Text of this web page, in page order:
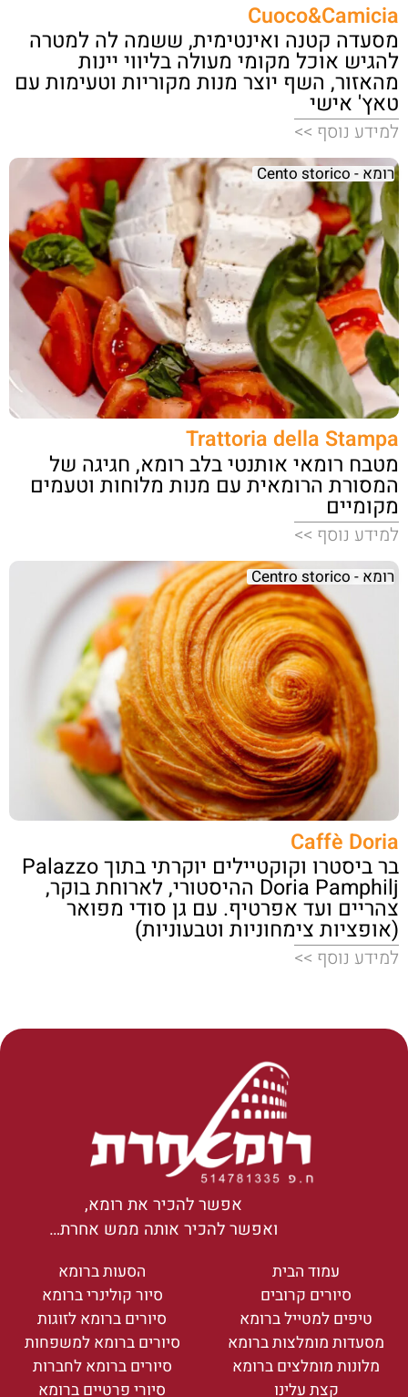
Cuoco&Camicia
מסעדה קטנה ואינטימית, ששמה לה למטרה
להגיש אוכל מקומי מעולה בליווי יינות
מהאזור, השף יוצר מנות מקוריות וטעימות עם
טאץ' אישי
למידע נוסף >>
רומא - Cento storico
Trattoria della Stampa
מטבח רומאי אותנטי בלב רומא, חגיגה של
המסורת הרומאית עם מנות מלוחות וטעמים
מקומיים
למידע נוסף >>
רומא - Centro storico
Caffè Doria
בר ביסטרו וקוקטיילים יוקרתי בתוך Palazzo
Doria Pamphilj ההיסטורי, לארוחת בוקר,
צהריים ועד אפרטיף. עם גן סודי מפואר
(אופציות צימחוניות וטבעוניות)
למידע נוסף >>
אפשר להכיר את רומא,
ואפשר להכיר אותה ממש אחרת…
עמוד הבית
סיורים קרובים
טיפים למטייל ברומא
מסעדות מומלצות ברומא
מלונות מומלצים ברומא
קצת עלינו
הסעות ברומא
סיור קולינרי ברומא
סיורים ברומא לזוגות
סיורים ברומא למשפחות
סיורים ברומא לחברות
סיורי פרטיים ברומא